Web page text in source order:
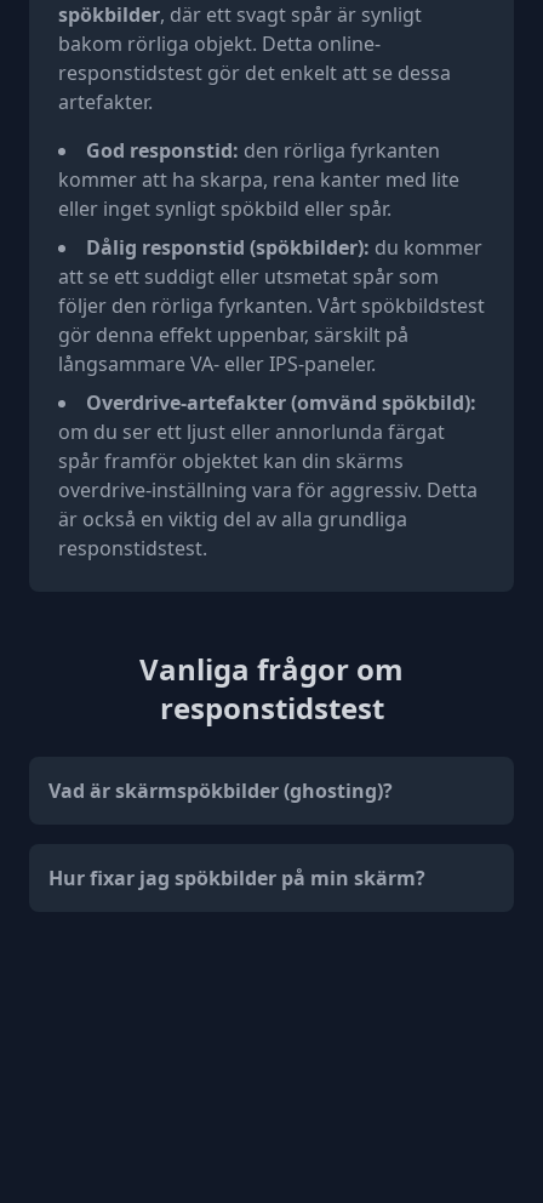
spökbilder, där ett svagt spår är synligt
bakom rörliga objekt. Detta online-
responstidstest gör det enkelt att se dessa
artefakter.
God responstid: den rörliga fyrkanten
kommer att ha skarpa, rena kanter med lite
eller inget synligt spökbild eller spår.
Dålig responstid (spökbilder): du kommer
att se ett suddigt eller utsmetat spår som
följer den rörliga fyrkanten. Vårt spökbildstest
gör denna effekt uppenbar, särskilt på
långsammare VA- eller IPS-paneler.
Overdrive-artefakter (omvänd spökbild):
om du ser ett ljust eller annorlunda färgat
spår framför objektet kan din skärms
overdrive-inställning vara för aggressiv. Detta
är också en viktig del av alla grundliga
responstidstest.
Vanliga frågor om
responstidstest
Vad är skärmspökbilder (ghosting)?
Hur fixar jag spökbilder på min skärm?